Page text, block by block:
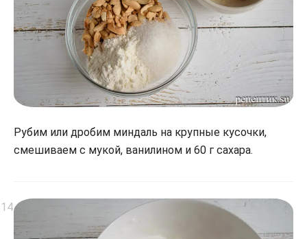
Рубим или дробим миндаль на крупные кусочки,
смешиваем с мукой, ванилином и 60 г сахара.